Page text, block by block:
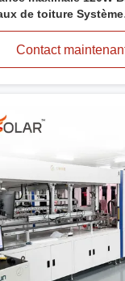
de toiture Système
solaire léger
Contact